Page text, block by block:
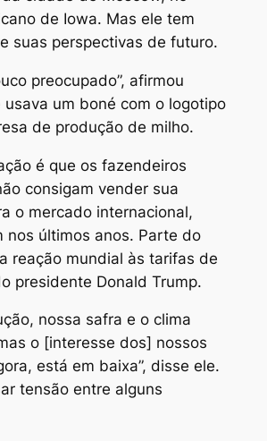
de Iowa. Mas ele tem
suas perspectivas de futuro.
preocupado”, afirmou
usava um boné com o logotipo
de produção de milho.
é que os fazendeiros
consigam vender sua
o mercado internacional,
nos últimos anos. Parte do
reação mundial às tarifas de
presidente Donald Trump.
nossa safra e o clima
o [interesse dos] nossos
está em baixa”, disse ele.
tensão entre alguns